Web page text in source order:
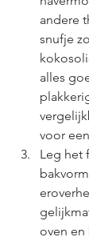
andere
snufje
alles
voor
Leg het
oven en